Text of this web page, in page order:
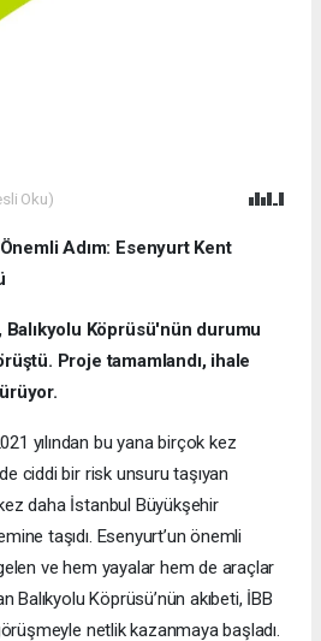
Oku)
Adım: Esenyurt Kent
Köprüsü'nün durumu
Proje tamamlandı, ihale
yılından bu yana birçok kez
ciddi bir risk unsuru taşıyan
daha İstanbul Büyükşehir
taşıdı. Esenyurt’un önemli
ve hem yayalar hem de araçlar
Balıkyolu Köprüsü’nün akıbeti, İBB
netlik kazanmaya başladı.